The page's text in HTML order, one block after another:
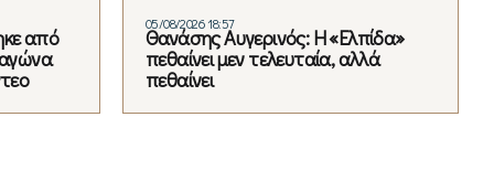
από
05/08/2026 18:57
Θανάσης Αυγερινός: Η «Ελπίδα»
πεθαίνει μεν τελευταία, αλλά
πεθαίνει